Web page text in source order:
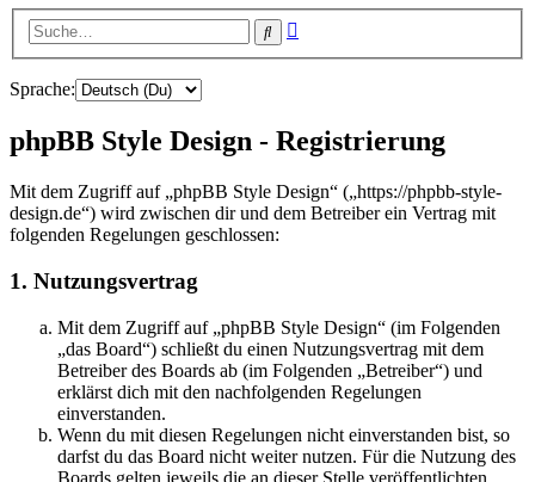
Suche
Sprache:
phpBB Style Design - Registrierung
Mit dem Zugriff auf „phpBB Style Design“ („https://phpbb-style-
design.de“) wird zwischen dir und dem Betreiber ein Vertrag mit
folgenden Regelungen geschlossen:
1. Nutzungsvertrag
Mit dem Zugriff auf „phpBB Style Design“ (im Folgenden
„das Board“) schließt du einen Nutzungsvertrag mit dem
Betreiber des Boards ab (im Folgenden „Betreiber“) und
erklärst dich mit den nachfolgenden Regelungen
einverstanden.
Wenn du mit diesen Regelungen nicht einverstanden bist, so
darfst du das Board nicht weiter nutzen. Für die Nutzung des
Boards gelten jeweils die an dieser Stelle veröffentlichten